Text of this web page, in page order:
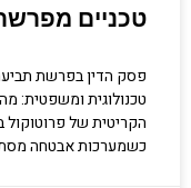
טכניים
פסק הדין בפרשת
טכנולוגית ומשפטית:
הקריטית של פרוטוקול
כשמערכות אבטחה